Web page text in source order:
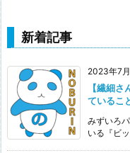
新着記事
2023年7
【繊細
ているこ
みずいろ
いる『ビ